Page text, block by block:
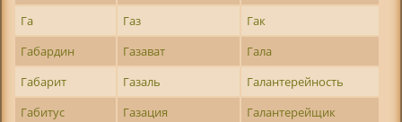
Га
Газ
Гак
Габардин
Газават
Гала
Габарит
Газаль
Галантерейность
Габитус
Газация
Галантерейщик